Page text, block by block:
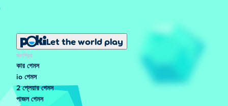
Let the world play
জনপ্রিয়
কার গেমস
io গেমস
2 প্লেয়ার গেমস
পাজল গেমস